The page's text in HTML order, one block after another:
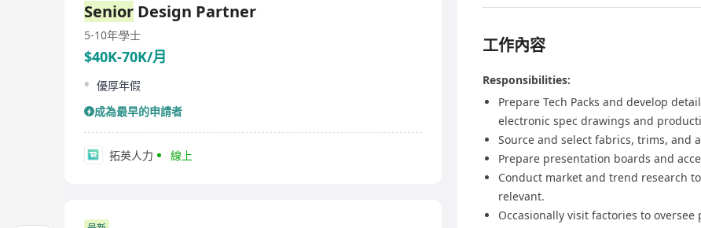
Senior Design Partner
5-10年學士
$40K-70K/月
優厚年假
成為最早的申請者
拓英人力 線上
工作內容
Responsibilities:
Prepare Tech Packs and develop
electronic spec drawings and
Source and select fabrics, trims, and
Prepare presentation boards and
Conduct market and trend research
relevant.
Occasionally visit factories to